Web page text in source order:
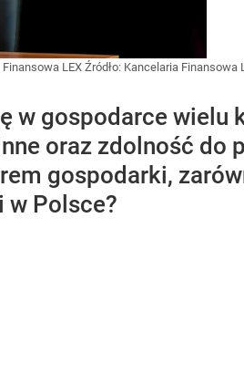
LEX Źródło: Kancelaria Finansowa
w gospodarce wielu
oraz zdolność do
gospodarki,
Polsce?